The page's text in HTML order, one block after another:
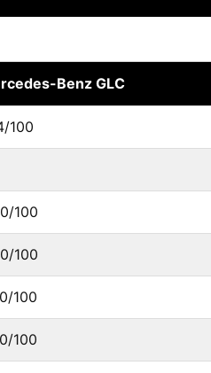
Benz GLC
100
100
100
100
100